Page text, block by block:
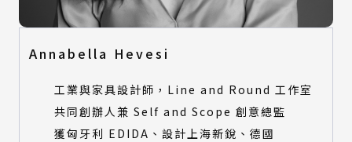
Annabella Hevesi
工業與家具設計師，Line and Round 工作室
共同創辦人兼 Self and Scope 創意總監
獲匈牙利 EDIDA、設計上海新銳、德國